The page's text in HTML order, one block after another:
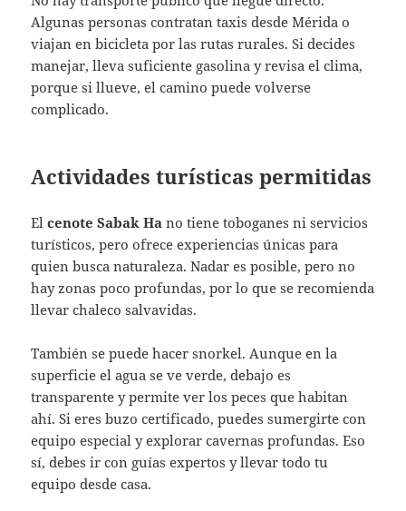
Algunas personas contratan taxis desde Mérida o
viajan en bicicleta por las rutas rurales. Si decides
manejar, lleva suficiente gasolina y revisa el clima,
porque si llueve, el camino puede volverse
complicado.
Actividades turísticas permitidas
Elcenote Sabak Ha no tiene toboganes ni servicios
turísticos, pero ofrece experiencias únicas para
quien busca naturaleza. Nadar es posible, pero no
hay zonas poco profundas, por lo que se recomienda
llevar chaleco salvavidas.
También se puede hacer snorkel. Aunque en la
superficie el agua se ve verde, debajo es
transparente y permite ver los peces que habitan
ahí. Si eres buzo certificado, puedes sumergirte con
equipo especial y explorar cavernas profundas. Eso
sí, debes ir con guías expertos y llevar todo tu
equipo desde casa.